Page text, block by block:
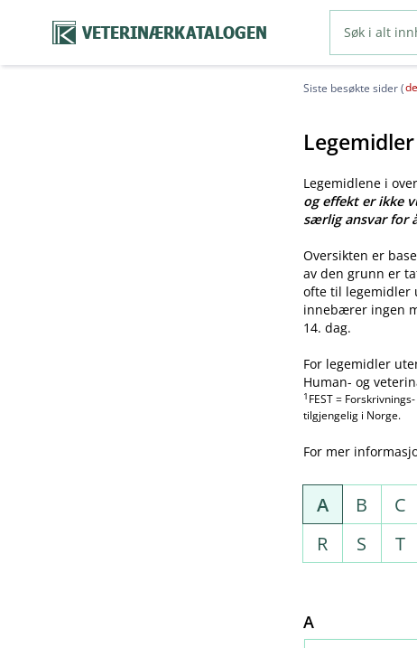
VETERINÆRKATALOGEN
Siste besøkte sider (
Legemidlene i
og effekt er ikke
særlig ansvar for
Oversikten er
av den grunn er
ofte til legemidler
innebærer ingen
14. dag.
For legemidler
Human- og
1 FEST =
tilgjengelig i Norge.
For mer
A B C
R
S T
A